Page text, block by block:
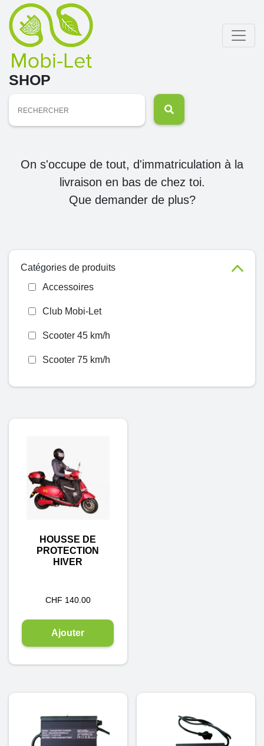
SHOP
pour :
On s'occupe de tout, d'immatriculation à la
livraison en bas de chez toi.
Que demander de plus?
Catégories de produits
Accessoires
Club Mobi-Let
Scooter 45 km/h
Scooter 75 km/h
HOUSSE DE
PROTECTION
HIVER
CHF 140.00
Ajouter